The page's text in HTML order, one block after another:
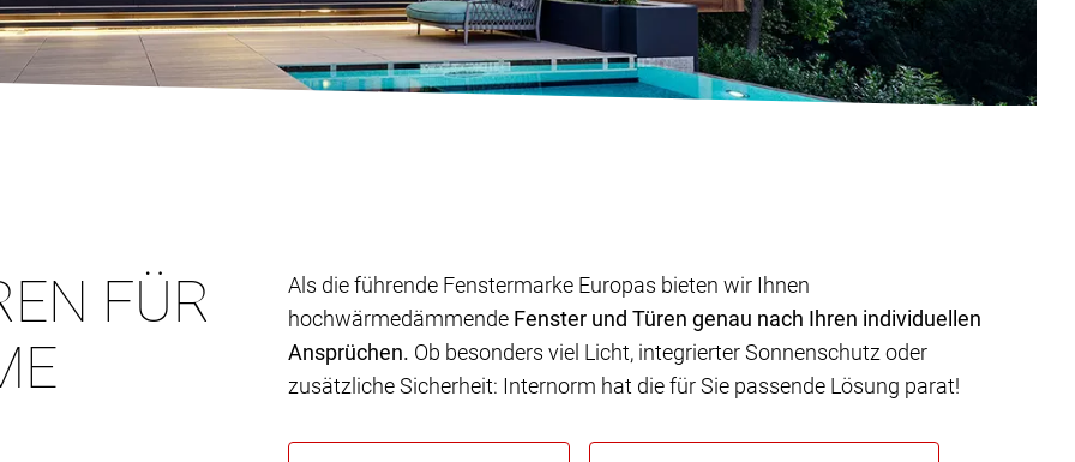
FÜR
Als die führende Fenstermarke Europas bieten wir Ihnen
hochwärmedämmende Fenster und Türen genau nach Ihren individuellen
Ansprüchen. Ob besonders viel Licht, integrierter Sonnenschutz oder
zusätzliche Sicherheit: Internorm hat die für Sie passende Lösung parat!